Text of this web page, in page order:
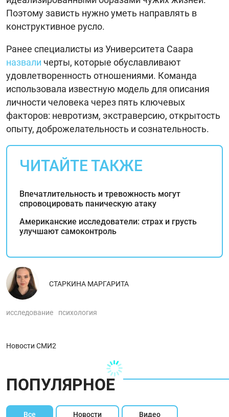
Поэтому зависть нужно уметь направлять в
конструктивное русло.
Ранее специалисты из Университета Саара
назвали черты, которые обуславливают
удовлетворенность отношениями. Команда
использовала известную модель для описания
личности человека через пять ключевых
факторов: невротизм, экстраверсию, открытость
опыту, доброжелательность и сознательность.
ЧИТАЙТЕ ТАКЖЕ
Впечатлительность и тревожность могут
спровоцировать паническую атаку
Американские исследователи: страх и грусть
улучшают самоконтроль
СТАРКИНА МАРГАРИТА
исследование психология
Новости СМИ2
ПОПУЛЯРНОЕ
Все Новости Видео